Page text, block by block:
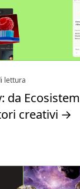
lettura
da
creativi →